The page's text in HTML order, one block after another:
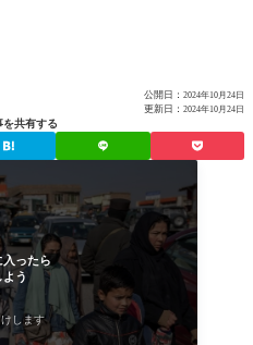
公開日： 2024年10月24日
更新日： 2024年10月24日
を共有する
入ったら
う
します